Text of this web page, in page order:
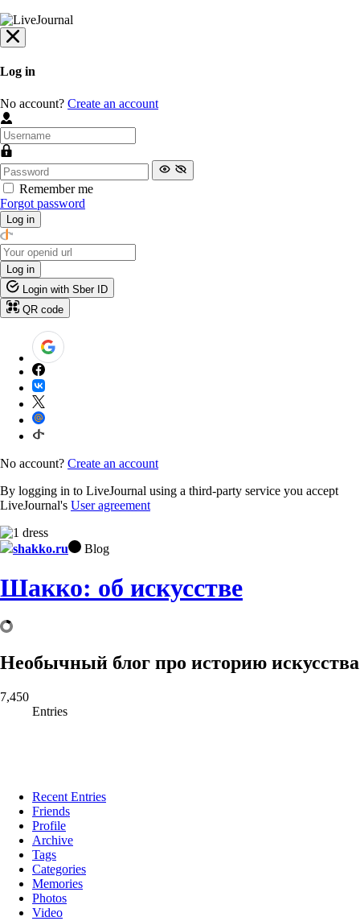
Log in
No account? Create an account
Remember me
Forgot password
Log in
Log in
Login with Sber ID
QR code
No account? Create an account
By logging in to LiveJournal using a third-party service you accept
LiveJournal's User agreement
shakko.ru Blog
Шакко: об искусстве
Необычный блог про историю искусства
7,450
Entries
Recent Entries
Friends
Profile
Archive
Tags
Categories
Memories
Photos
Video